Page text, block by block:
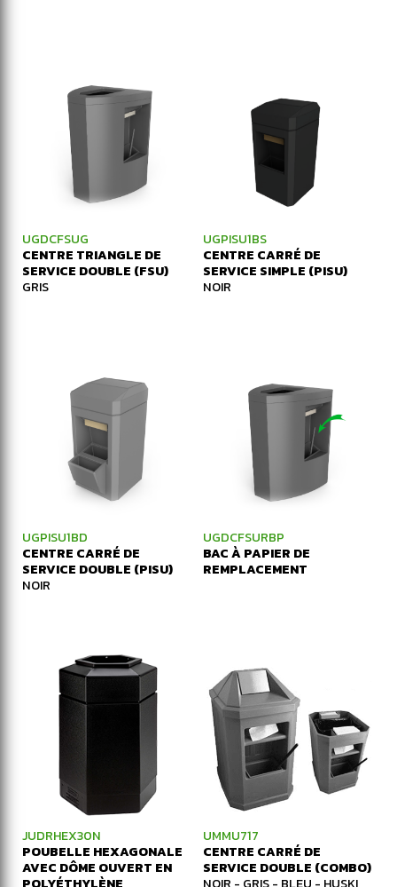
UGDCFSUG
CENTRE TRIANGLE DE
SERVICE DOUBLE (FSU)
GRIS
UGPISU1BS
CENTRE CARRÉ DE
SERVICE SIMPLE (PISU)
NOIR
UGPISU1BD
CENTRE CARRÉ DE
SERVICE DOUBLE (PISU)
NOIR
UGDCFSURBP
BAC À PAPIER DE
REMPLACEMENT
JUDRHEX30N
POUBELLE HEXAGONALE
AVEC DÔME OUVERT EN
UMMU717
CENTRE CARRÉ DE
SERVICE DOUBLE (COMBO)